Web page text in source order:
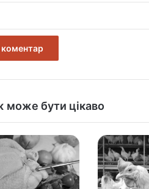
може бути цікаво